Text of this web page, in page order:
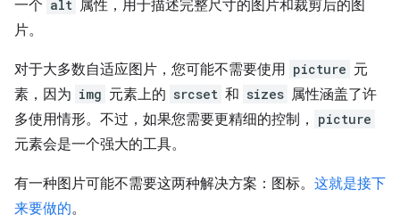
一个 alt 属性，用于描述完整尺寸的图片和裁剪后的图
片。
对于大多数自适应图片，您可能不需要使用 picture 元
素，因为 img 元素上的 srcset 和 sizes 属性涵盖了许
多使用情形。不过，如果您需要更精细的控制，
picture
元素会是一个强大的工具。
有一种图片可能不需要这两种解决方案：图标。 这就是接下
来要做的。